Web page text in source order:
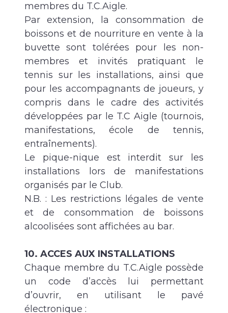
membres du T.C.Aigle.
Par extension, la consommation de
boissons et de nourriture en vente à la
buvette sont tolérées pour les non-
membres et invités pratiquant le
tennis sur les installations, ainsi que
pour les accompagnants de joueurs, y
compris dans le cadre des activités
développées par le T.C Aigle (tournois,
manifestations, école de tennis,
entraînements).
Le pique-nique est interdit sur les
installations lors de manifestations
organisés par le Club.
N.B. : Les restrictions légales de vente
et de consommation de boissons
alcoolisées sont affichées au bar.
10. ACCES AUX INSTALLATIONS
Chaque membre du T.C.Aigle possède
un code d’accès lui permettant
d’ouvrir, en utilisant le pavé
électronique :